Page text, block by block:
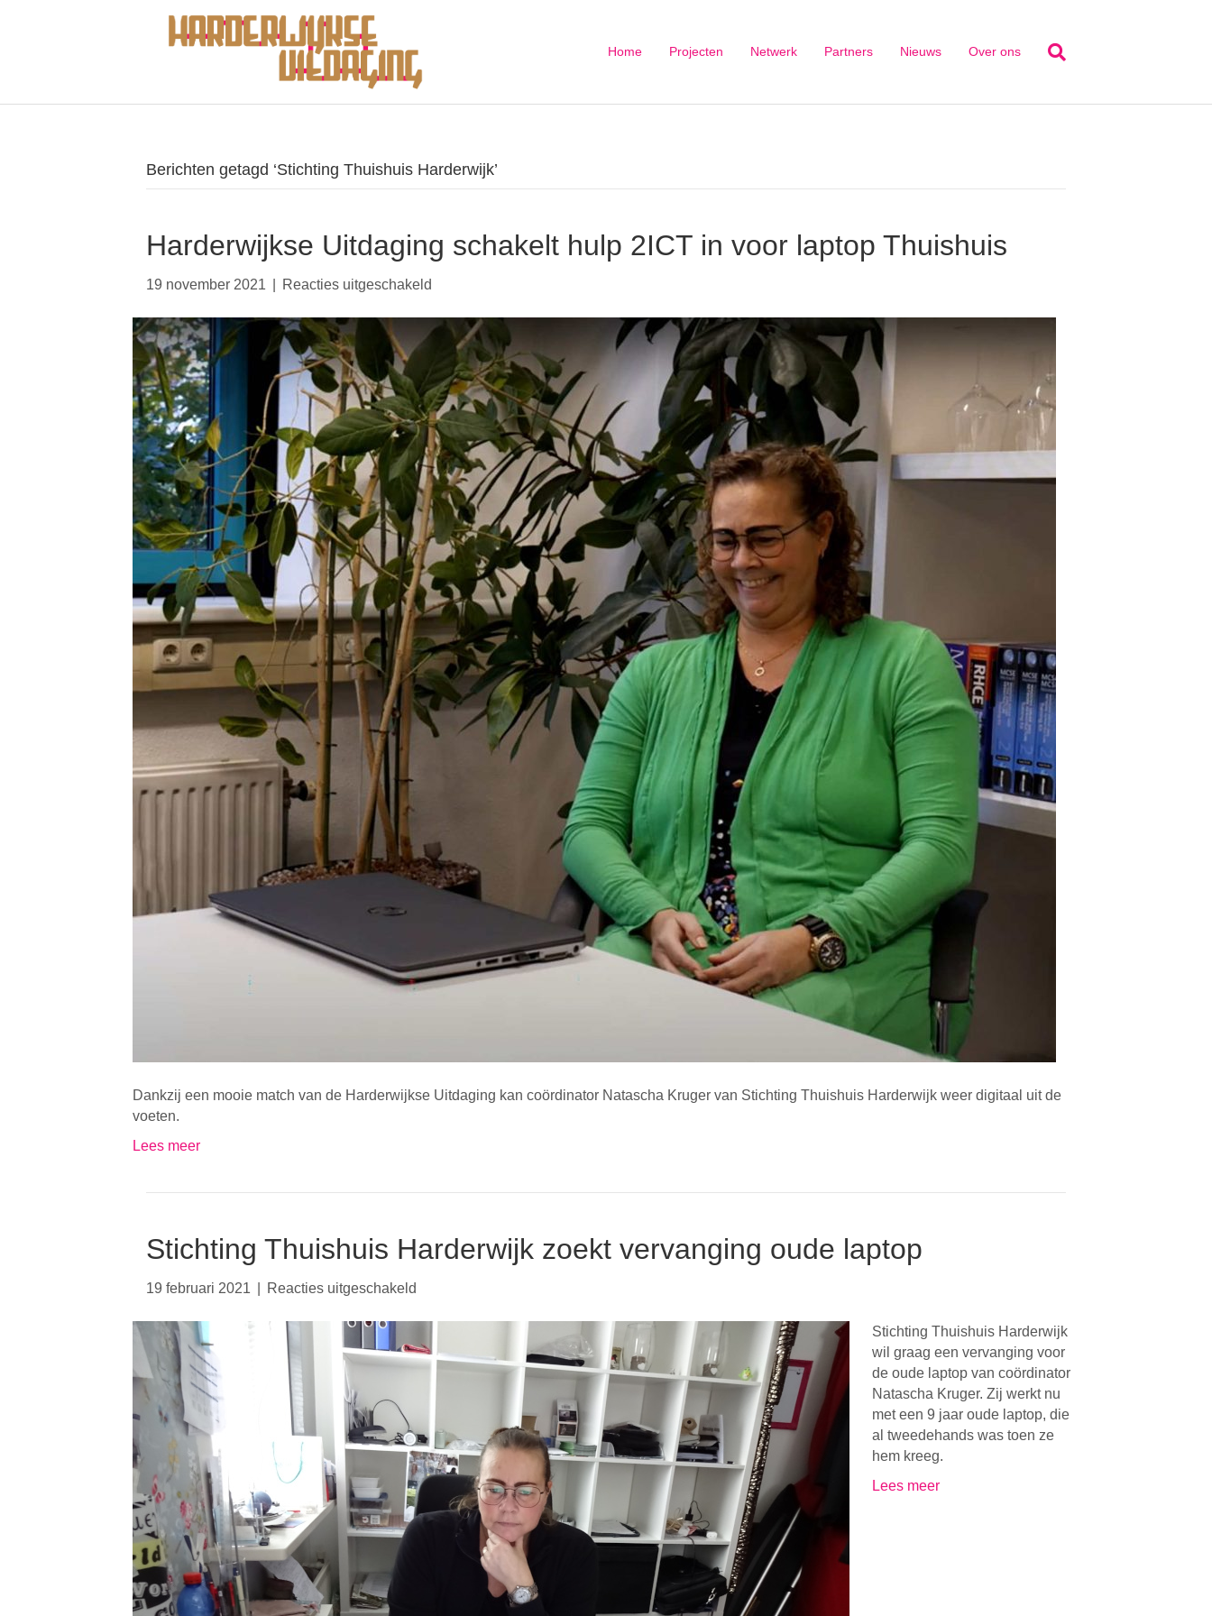
Home Projecten Netwerk Partners Nieuws Over ons
Berichten getagd ‘Stichting Thuishuis Harderwijk’
Harderwijkse Uitdaging schakelt hulp 2ICT in voor laptop Thuishuis
19 november 2021 Reacties uitgeschakeld
Uitdaging
schakelt
hulp
2ICT
in
voor
laptop
Thuishuis
Dankzij een mooie match van de Harderwijkse Uitdaging kan coördinator Natascha Kruger van Stichting Thuishuis Harderwijk weer digitaal uit de
voeten.
Lees meer
Stichting Thuishuis Harderwijk zoekt vervanging oude laptop
19 februari 2021 Reacties uitgeschakeld
Harderwijk
laptop
Stichting Thuishuis Harderwijk
wil graag een vervanging voor
de oude laptop van coördinator
Natascha Kruger. Zij werkt nu
met een 9 jaar oude laptop, die
al tweedehands was toen ze
hem kreeg.
Lees meer